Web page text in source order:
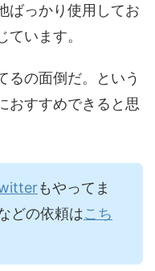
ばっかり使用してお
います。
るの面倒だ。という
おすすめできると思
もやってま
どの依頼はこち